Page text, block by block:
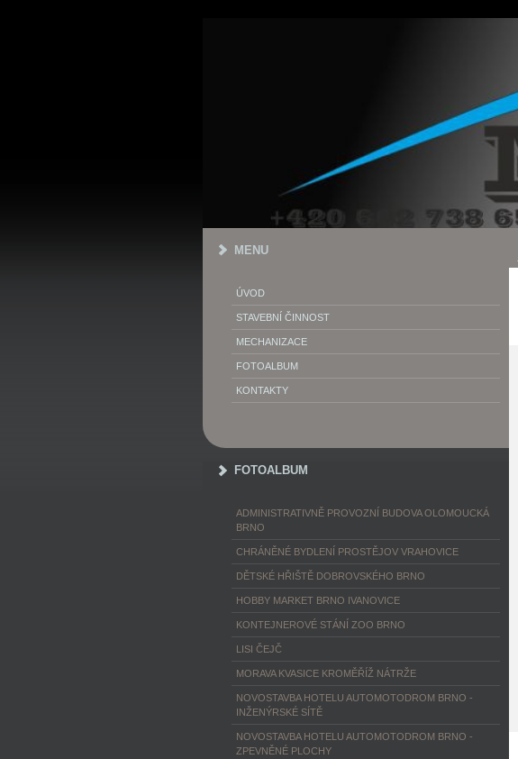
MENU
ÚVOD
STAVEBNÍ ČINNOST
MECHANIZACE
FOTOALBUM
KONTAKTY
FOTOALBUM
ADMINISTRATIVNĚ PROVOZNÍ BUDOVA OLOMOUCKÁ
BRNO
CHRÁNĚNÉ BYDLENÍ PROSTĚJOV VRAHOVICE
DĚTSKÉ HŘIŠTĚ DOBROVSKÉHO BRNO
HOBBY MARKET BRNO IVANOVICE
KONTEJNEROVÉ STÁNÍ ZOO BRNO
LISI ČEJČ
MORAVA KVASICE KROMĚŘÍŽ NÁTRŽE
NOVOSTAVBA HOTELU AUTOMOTODROM BRNO -
INŽENÝRSKÉ SÍTĚ
NOVOSTAVBA HOTELU AUTOMOTODROM BRNO -
ZPEVNĚNÉ PLOCHY